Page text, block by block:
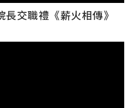
交職禮《薪火相傳》